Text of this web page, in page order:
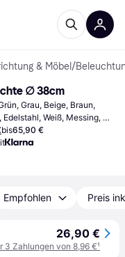
& Möbel /
∅ 38cm
Grau, Beige, Braun,
Edelstahl, Weiß, Messing,
Stahl, Aluminium,
E27, GU10
bis65,90 €
Empfohlen Preis
26,90 €
3 Zahlungen von 8,96 €¹